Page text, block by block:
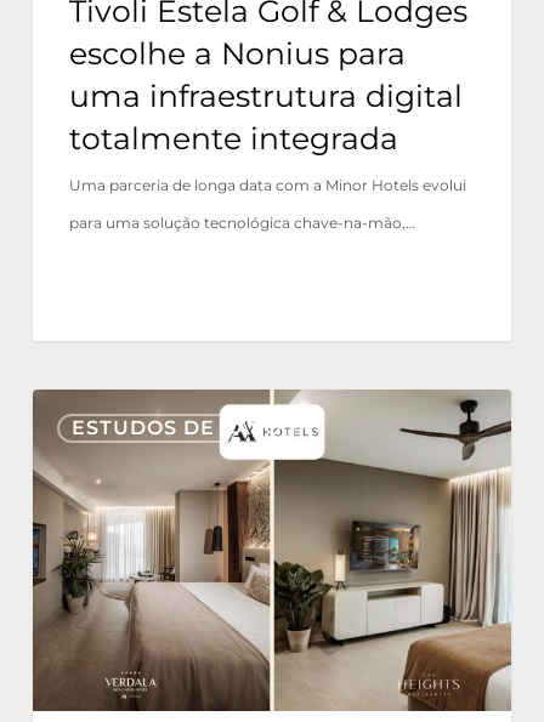
digital
totalmente
integrada
Tivoli Estela Golf & Lodges
escolhe a Nonius para
uma infraestrutura digital
totalmente integrada
Uma parceria de longa data com a Minor Hotels evolui
para uma solução tecnológica chave-na-mão,…
ESTUDOS DE CASO
Hotels
reaffirms
its
trust
Nonius
for